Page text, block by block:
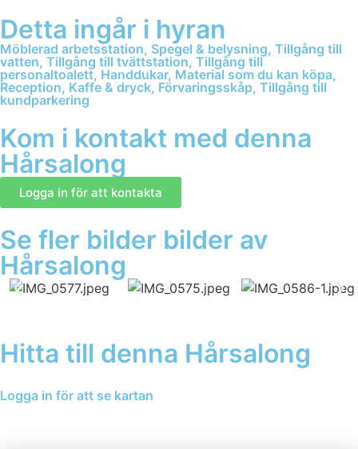
Detta ingår i hyran
Möblerad arbetsstation, Spegel & belysning, Tillgång till
vatten, Tillgång till tvättstation, Tillgång till
personaltoalett, Handdukar, Material som du kan köpa,
Reception, Kaffe & dryck, Förvaringsskåp, Tillgång till
kundparkering
Kom i kontakt med denna
Hårsalong
Logga in för att kontakta
Se fler bilder bilder av
Hårsalong
Hitta till denna Hårsalong
Logga in för att se kartan